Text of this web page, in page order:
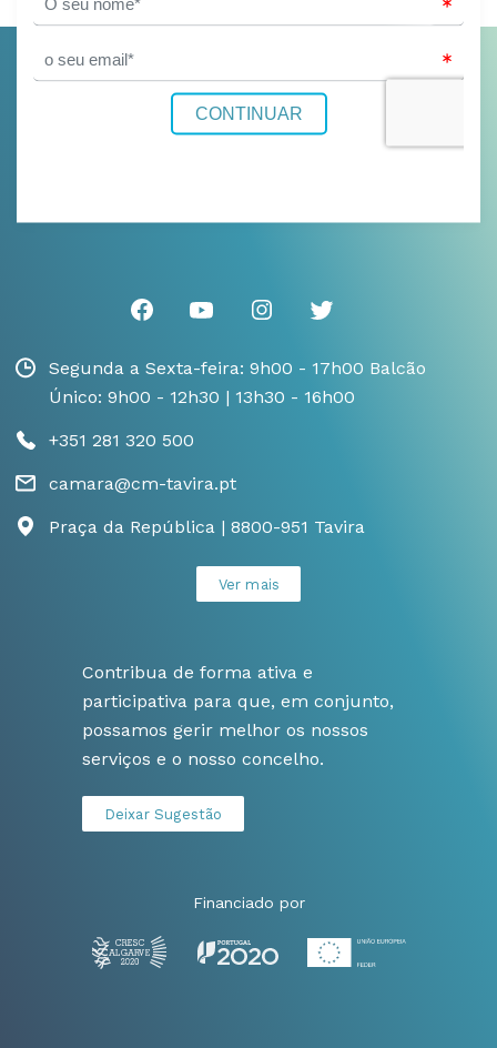
Segunda a Sexta-feira: 9h00 - 17h00 Balcão
Único: 9h00 - 12h30 | 13h30 - 16h00
+351 281 320 500
camara@cm-tavira.pt
Praça da República | 8800-951 Tavira
Ver mais
Contribua de forma ativa e
participativa para que, em conjunto,
possamos gerir melhor os nossos
serviços e o nosso concelho.
Deixar Sugestão
Financiado por